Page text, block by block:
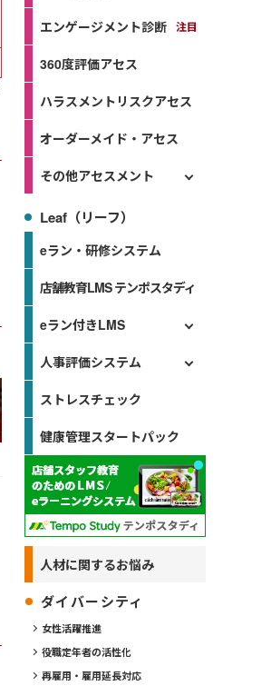
エンゲージメント診断
360度評価アセス
ハラスメントリスクアセス
オーダーメイド・アセス
その他アセスメント
Leaf（リーフ）
eラン・研修システム
店舗教育LMS テンポスタディ
eラン付きLMS
人事評価システム
ストレスチェック
健康管理スタートパック
人材に関するお悩み
ダイバーシティ
女性活躍推進
役職定年者の活性化
再雇用・雇用延長対応